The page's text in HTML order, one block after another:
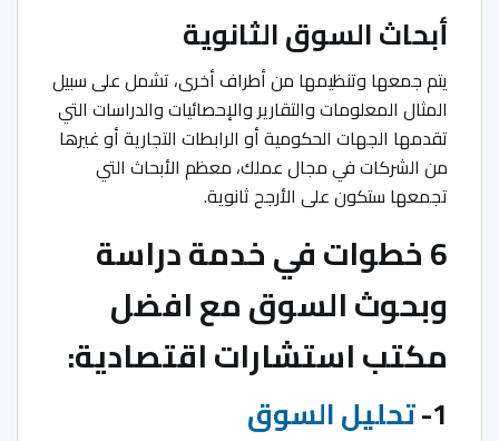
أبحاث السوق الثانوية
يتم جمعها وتنظيمها من أطراف أخرى، تشمل على سبيل
المثال المعلومات والتقارير والإحصائيات والدراسات التي
تقدمها الجهات الحكومية أو الرابطات التجارية أو غيرها
من الشركات في مجال عملك، معظم الأبحاث التي
تجمعها ستكون على الأرجح ثانوية.
6 خطوات في خدمة دراسة
وبحوث السوق مع افضل
مكتب استشارات اقتصادية:
1- تحلیل السوق